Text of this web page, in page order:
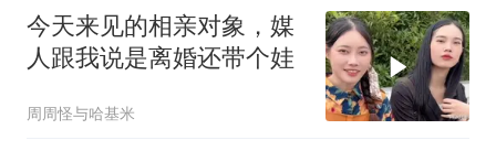
今天来见的相亲对象，媒
人跟我说是离婚还带个娃
周周怪与哈基米